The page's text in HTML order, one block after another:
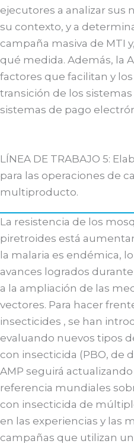
ejecutores a analizar sus
su contexto, y a
campaña masiva de MTI
qué medida. Además, la
factores que facilitan y
transición de los
sistemas de pago
LÍNEA DE TRABAJO 5:
para las operaciones de
multiproducto.
La resistencia de los
piretroides está
la malaria es endémica,
avances logrados
a la ampliación de las
vectores. Para hacer
insecticides , se han
evaluando nuevos tipos
con insecticida (PBO, de
AMP seguirá
referencia mundiales
con insecticida de
en las experiencias y las
campañas que utilizan